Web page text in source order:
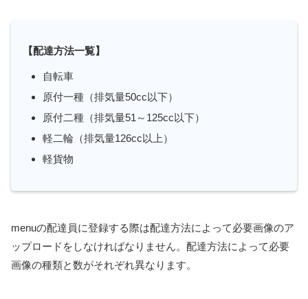
【配達方法一覧】
自転車
原付一種（排気量50cc以下）
原付二種（排気量51～125cc以下）
軽二輪（排気量126cc以上）
軽貨物
menuの配達員に登録する際は配達方法によって必要画像のア
ップロードをしなければなりません。配達方法によって必要
画像の種類と数がそれぞれ異なります。